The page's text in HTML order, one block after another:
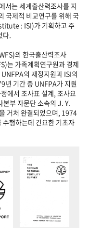
서는 세계출산력조사를 지
국제적 비교연구를 위해 국
: ISI)가 기획하고 주
.
의 한국출산력조사
가족계획연구원과 경제
의 재정지원과 ISI의
년 기간 중 UNFPA가 지원
에서 조사표 설계, 조사요
부 자문단 소속의 J. Y.
거처 완결되었으며, 1974
수행하는데 긴요한 기초자